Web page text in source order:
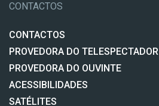
CONTACTOS
CONTACTOS
PROVEDORA DO TELESPECTADOR
PROVEDORA DO OUVINTE
ACESSIBILIDADES
SATÉLITES